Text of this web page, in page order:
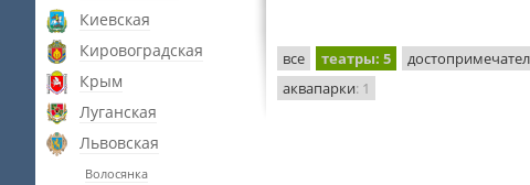
Киевская
Кировоградская
Крым
Луганская
Львовская
Волосянка
все театры: 5
аквапарки: 1